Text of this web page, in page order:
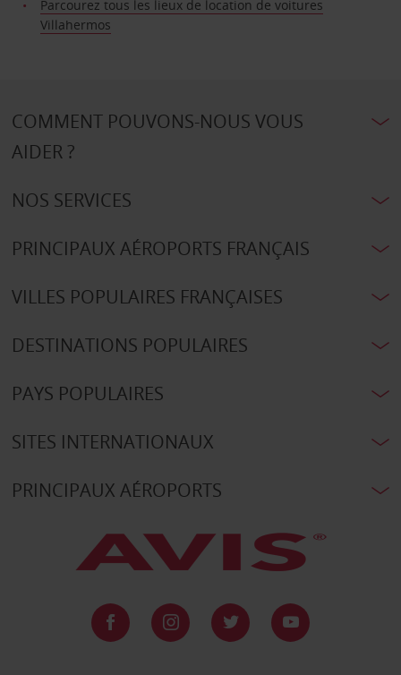
Parcourez tous les lieux de location de voitures
Villahermos
COMMENT POUVONS-NOUS VOUS
AIDER ?
NOS SERVICES
PRINCIPAUX AÉROPORTS FRANÇAIS
VILLES POPULAIRES FRANÇAISES
DESTINATIONS POPULAIRES
PAYS POPULAIRES
SITES INTERNATIONAUX
PRINCIPAUX AÉROPORTS